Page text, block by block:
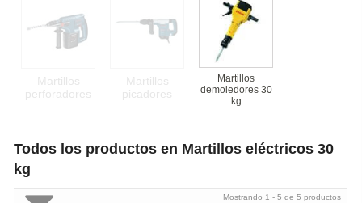
Martillos
perforadores
Martillos
picadores
Martillos
demoledores 30
kg
Todos los productos en Martillos eléctricos 30
kg
Mostrando 1 - 5 de 5 productos